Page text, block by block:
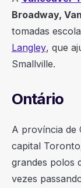
Broadway,
tomadas
Langley, que
Smallville.
Ontário
A província de
capital
grandes polos
vezes